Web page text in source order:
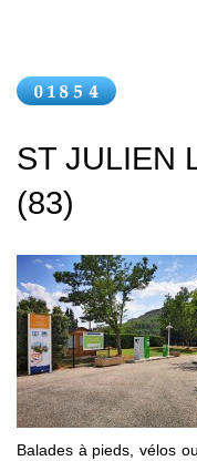
ST JULIEN
(83)
Balades à pieds, vélos